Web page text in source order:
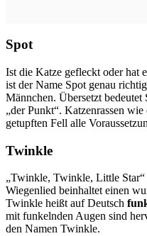
Spot
Ist die Katze gefleckt oder hat
ist der Name Spot genau
Männchen. Übersetzt bedeutet
„der Punkt“. Katzenrassen wie
getupften Fell alle
Twinkle
„Twinkle, Twinkle, Little Star“
Wiegenlied beinhaltet einen
Twinkle heißt auf Deutsch
mit funkelnden Augen sind
den Namen Twinkle.